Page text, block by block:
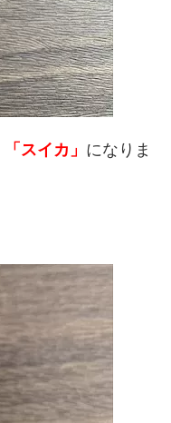
「スイカ」 になりま